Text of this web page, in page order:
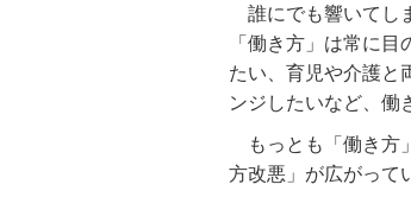
誰にでも響いてし
「働き方」は常に
たい、育児や介護と
ンジしたいなど、働
もっとも「働き方
方改悪」が広がって